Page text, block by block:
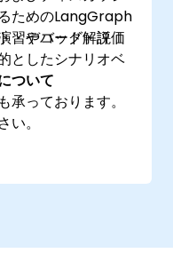
ためのLangGraph
・デバッグ・評価
習やコード解説
としたシナリオベ
ついて
承っております。
。